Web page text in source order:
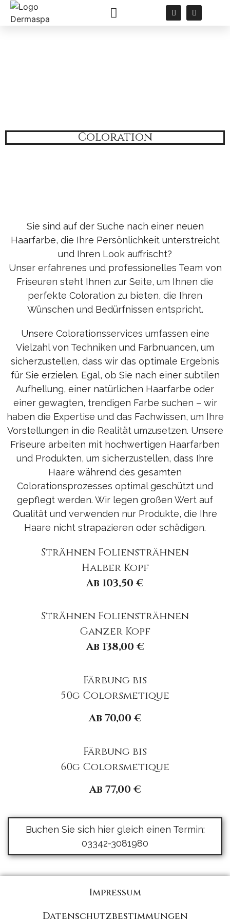
Coloration
Coloration
Sie sind auf der Suche nach einer neuen
Haarfarbe, die Ihre Persönlichkeit unterstreicht
und Ihren Look auffrischt?
Unser erfahrenes und professionelles Team von
Friseuren steht Ihnen zur Seite, um Ihnen die
perfekte Coloration zu bieten, die Ihren
Wünschen und Bedürfnissen entspricht.
Unsere Colorationsservices umfassen eine
Vielzahl von Techniken und Farbnuancen, um
sicherzustellen, dass wir das optimale Ergebnis
für Sie erzielen. Egal, ob Sie nach einer subtilen
Aufhellung, einer natürlichen Haarfarbe oder
einer gewagten, trendigen Farbe suchen – wir
haben die Expertise und das Fachwissen, um Ihre
Vorstellungen in die Realität umzusetzen. Unsere
Friseure arbeiten mit hochwertigen Haarfarben
und Produkten, um sicherzustellen, dass Ihre
Haare während des gesamten
Colorationsprozesses optimal geschützt und
gepflegt werden. Wir legen großen Wert auf
Qualität und verwenden nur Produkte, die Ihre
Haare nicht strapazieren oder schädigen.
Strähnen Foliensträhnen
Halber Kopf
Ab 103,50 €
Strähnen Foliensträhnen
Ganzer Kopf
Ab 138,00 €
Färbung bis
50g Colorsmetique
Ab 70,00 €
Färbung bis
60g Colorsmetique
Ab 77,00 €
Buchen Sie sich hier gleich einen Termin:
03342-3081980
Impressum
Datenschutzbestimmungen